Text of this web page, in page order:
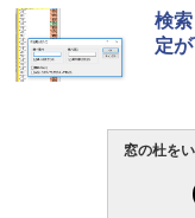
検
定
窓の杜を